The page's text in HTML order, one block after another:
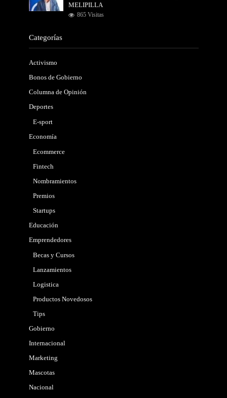
MELIPILLA
865 Visitas
Categorías
Activismo
Bonos de Gobierno
Columna de Opinión
Deportes
E-sport
Economía
Ecommerce
Fintech
Nombramientos
Premios
Startups
Educación
Emprendedores
Becas y Cursos
Lanzamientos
Logistica
Productos Novedosos
Tips
Gobierno
Internacional
Marketing
Mascotas
Nacional